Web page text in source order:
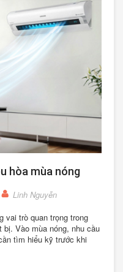
hòa mùa nóng
Linh Nguyễn
vai trò quan trọng trong
bị. Vào mùa nóng, nhu cầu
tìm hiểu kỹ trước khi